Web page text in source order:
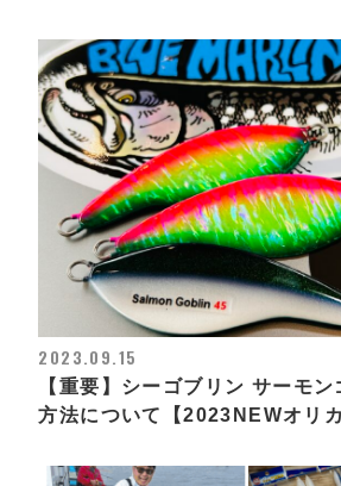
2023.09.15
【重要】シーゴブリン サーモ
方法について【2023NEWオリ